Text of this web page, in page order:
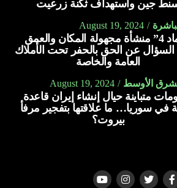
جين واستهداف ثكنة زرعيت
August 19, 2024
“عماد 4” منشأة مجهولة المكان والعمق
عن الحق بالحفر تحت الأملاك
العامة والخاصة
الأوسط August 19, 2024
متباينة حيال إنشاء إيران قاعدة
في سوريا… ما علاقتها بتفجير مرفأ
بيروت؟